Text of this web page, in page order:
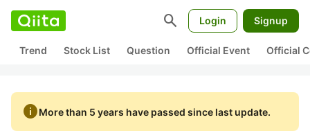
search Login Signup
Trend Stock List Question Official Event Official
infoMore than 5 years have passed since last update.